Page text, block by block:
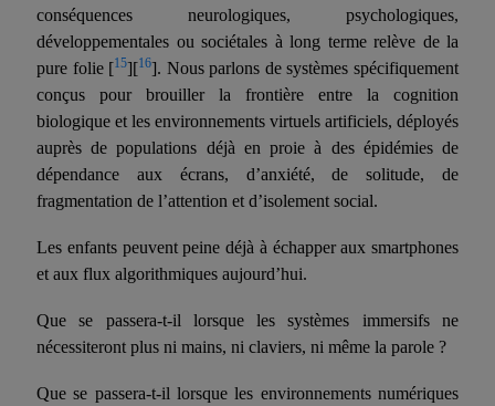
conséquences neurologiques, psychologiques,
développementales ou sociétales à long terme relève de la
pure folie [15][16]. Nous parlons de systèmes spécifiquement
conçus pour brouiller la frontière entre la cognition
biologique et les environnements virtuels artificiels, déployés
auprès de populations déjà en proie à des épidémies de
dépendance aux écrans, d’anxiété, de solitude, de
fragmentation de l’attention et d’isolement social.
Les enfants peuvent peine déjà à échapper aux smartphones
et aux flux algorithmiques aujourd’hui.
Que se passera-t-il lorsque les systèmes immersifs ne
nécessiteront plus ni mains, ni claviers, ni même la parole ?
Que se passera-t-il lorsque les environnements numériques